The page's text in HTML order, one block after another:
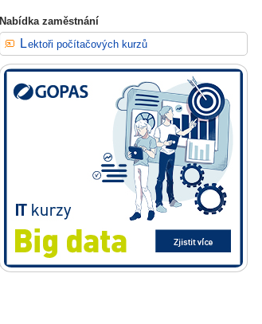
Nabídka zaměstnání
Lektoři počítačových kurzů